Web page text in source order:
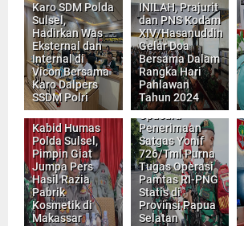
Karo SDM Polda
Sulsel,
Hadirkan Was
Eksternal dan
Internal di
Vicon Bersama
Karo Dalpers
SSDM Polri
INILAH, Prajurit
dan PNS Kodam
XIV/Hasanuddin
Gelar Doa
Bersama Dalam
Rangka Hari
Pahlawan
Tahun 2024
Kabid Humas
Polda Sulsel,
Pimpin Giat
Jumpa Pers
Hasil Razia
Pabrik
Kosmetik di
Makassar
Kasdam
XIV/Hsn
Memimpin
Upacara
Penerimaan
Satgas Yonif
726/Tml Purna
Tugas Operasi
Pamtas RI-PNG
Statis di
Provinsi Papua
Selatan